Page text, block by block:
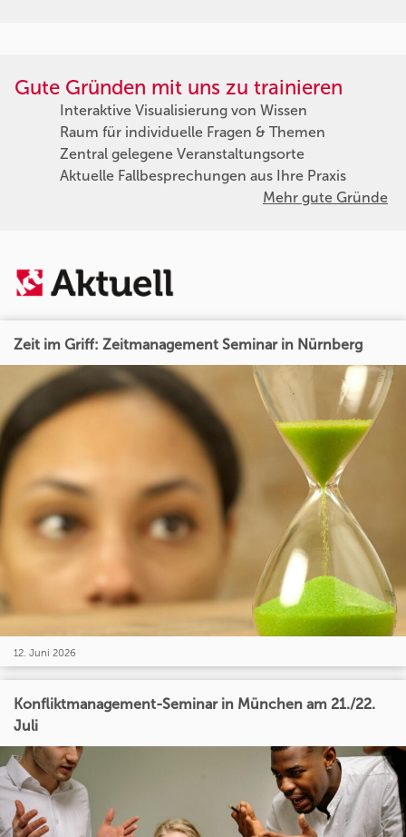
Gute Gründen mit uns zu trainieren
Interaktive Visualisierung von Wissen
Raum für individuelle Fragen & Themen
Zentral gelegene Veranstaltungsorte
Aktuelle Fallbesprechungen aus Ihre Praxis
Mehr gute Gründe
Zeit im Griff: Zeitmanagement Seminar in Nürnberg
12. Juni 2026
Konfliktmanagement-Seminar in München am 21./22.
Juli